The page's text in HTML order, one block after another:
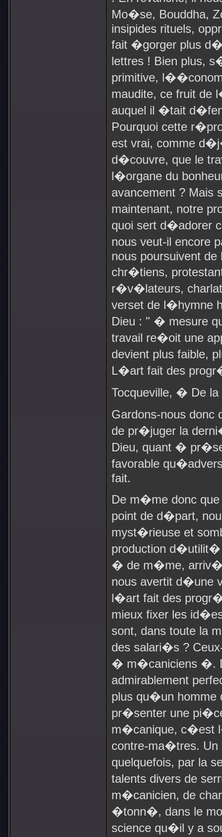
Mo�se, Bouddha,
insipides rituels,
fait �gorger plus
lettres ! Bien plus,
primitive,
maudite, ce fruit
auquel il �tait
Pourquoi cette
est vrai, comme
d�couvre, que le
l�organe du
avancement ? Mais
maintenant, notre
quoi sert d�adorer
nous veut-il encore
nous poursuivent
chr�tiens,
r�v�lateurs,
verset de l�hymne
Dieu : " � mesure
travail re�oit une
devient plus faible,
L�art fait des
Tocqueville, � De
Gardons-nous donc
de pr�juger la
Dieu, quant �
favorable
fait.
De m�me donc
point de d�part,
myst�rieuse et
production
� de m�me,
nous avertit d�une
l�art fait des
mieux fixer les
sont, dans toute la
des salari�s ?
� m�caniciens �.
admirablement
plus qu�un homme
pr�senter une
m�canique, c�est
contre-ma�tres.
quelquefois, par la
talents divers de
m�canicien, de
�tonn�, dans le
science qu�il y a